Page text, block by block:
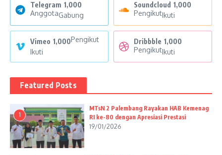
Telegram 1,000
AnggotaGabung
Soundcloud 1,000
PengikutIkuti
Vimeo 1,000Pengikut
Ikuti
Dribbble 1,000
PengikutIkuti
Featured Posts
1
MTsN 2 Palembang Rayakan HAB Kemenag
RI ke-80 dengan Apresiasi Prestasi
19/01/2026